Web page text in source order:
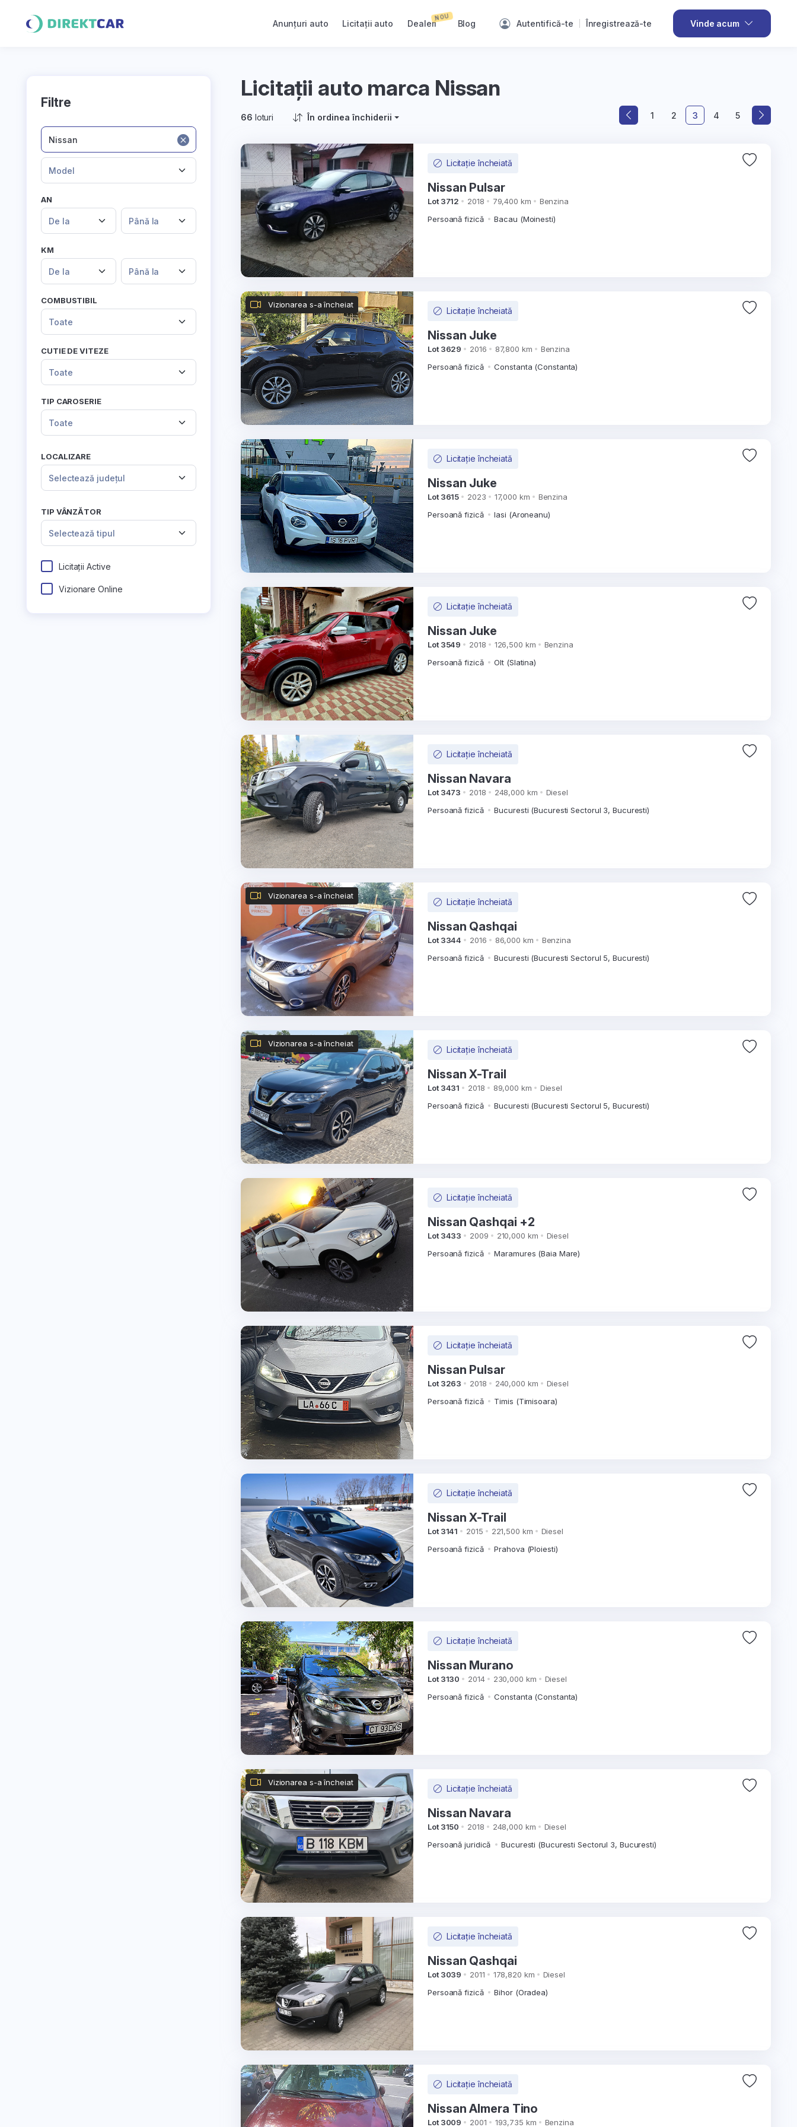
Anunțuri auto Licitații auto Dealeri
NOU
Blog Autentifică-te Înregistrează-te Vinde acum
Filtre
Nissan
Model
AN
De la Până la
KM
De la Până la
COMBUSTIBIL
Toate
CUTIE DE VITEZE
Toate
TIP CAROSERIE
Toate
LOCALIZARE
Selectează județul
TIP VÂNZĂTOR
Selectează tipul
Licitații Active
Vizionare Online
Licitații auto marca Nissan
66 loturi În ordinea închiderii 1 2 3 4 5
Licitație încheiată
Nissan Pulsar
Lot 3712 2018 79,400 km
Benzina
Persoană fizică
Bacau (Moinesti)
Vizionarea s-a încheiat
Licitație încheiată
Nissan Juke
Lot 3629 2016 87,800 km
Benzina
Persoană fizică
Constanta (Constanta)
Licitație încheiată
Nissan Juke
Lot 3615 2023 17,000 km
Benzina
Persoană fizică
Iasi (Aroneanu)
Licitație încheiată
Nissan Juke
Lot 3549 2018 126,500 km
Benzina
Persoană fizică
Olt (Slatina)
Licitație încheiată
Nissan Navara
Lot 3473 2018 248,000 km
Diesel
Persoană fizică
Bucuresti (Bucuresti Sectorul 3, Bucuresti)
Vizionarea s-a încheiat
Licitație încheiată
Nissan Qashqai
Lot 3344 2016 86,000 km
Benzina
Persoană fizică
Bucuresti (Bucuresti Sectorul 5, Bucuresti)
Vizionarea s-a încheiat
Licitație încheiată
Nissan X-Trail
Lot 3431 2018 89,000 km
Diesel
Persoană fizică
Bucuresti (Bucuresti Sectorul 5, Bucuresti)
Licitație încheiată
Nissan Qashqai +2
Lot 3433 2009 210,000 km
Diesel
Persoană fizică
Maramures (Baia Mare)
Licitație încheiată
Nissan Pulsar
Lot 3263 2018 240,000 km
Diesel
Persoană fizică
Timis (Timisoara)
Licitație încheiată
Nissan X-Trail
Lot 3141 2015 221,500 km
Diesel
Persoană fizică
Prahova (Ploiesti)
Licitație încheiată
Nissan Murano
Lot 3130 2014 230,000 km
Diesel
Persoană fizică
Constanta (Constanta)
Vizionarea s-a încheiat
Licitație încheiată
Nissan Navara
Lot 3150 2018 248,000 km
Diesel
Persoană juridică
Bucuresti (Bucuresti Sectorul 3, Bucuresti)
Licitație încheiată
Nissan Qashqai
Lot 3039 2011 178,820 km
Diesel
Persoană fizică
Bihor (Oradea)
Licitație încheiată
Nissan Almera Tino
Lot 3009 2001 193,735 km Benzina